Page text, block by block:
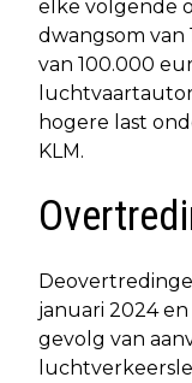
elke volgende
dwangsom
van 100.000
hogere last
KLM.
januari 2024
gevolg van